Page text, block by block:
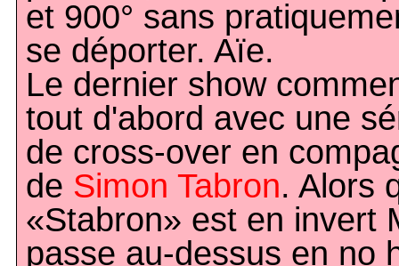
et 900° sans
se déporter. Aïe.
Le dernier show
tout d'abord avec une
de cross-over en
de Simon Tabron. Alors
«Stabron» est en invert
passe au-dessus en no